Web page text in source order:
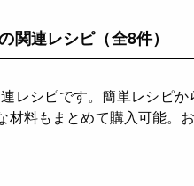
関連レシピ（全8件）
レシピです。簡単レシピ
料もまとめて購入可能。